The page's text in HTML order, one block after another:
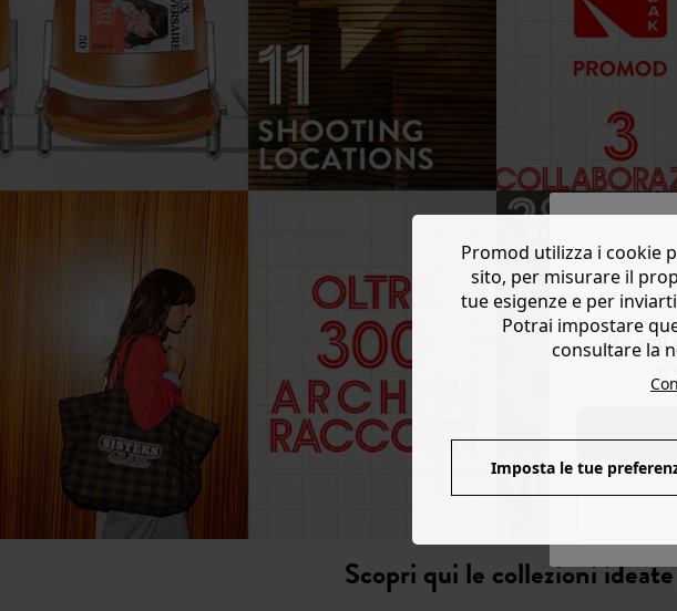
Do you
Scopri qui le collezioni
Promod utilizza i cookie
sito, per misurare il
tue esigenze e per
Potrai impostare
consultare la
Imposta le tue